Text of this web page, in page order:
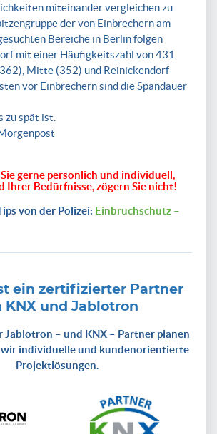
miteinander vergleichen zu
der von Einbrechern am
Bereiche in Berlin folgen
mit einer Häufigkeitszahl von 431
Mitte (352) und Reinickendorf
vor Einbrechern sind die Spandauer
zu spät ist.
gerne persönlich und individuell,
Ihrer Bedürfnisse, zögern Sie nicht!
von der Polizei: Einbruchschutz –
ein zertifizierter Partner
KNX und Jablotron
– und KNX – Partner planen
individuelle und kundenorientierte
Projektlösungen.